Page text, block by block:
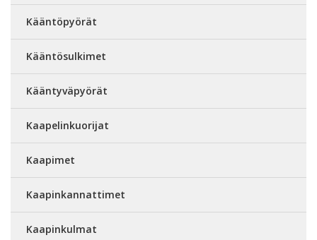
Kääntöpyörät
Kääntösulkimet
Kääntyväpyörät
Kaapelinkuorijat
Kaapimet
Kaapinkannattimet
Kaapinkulmat